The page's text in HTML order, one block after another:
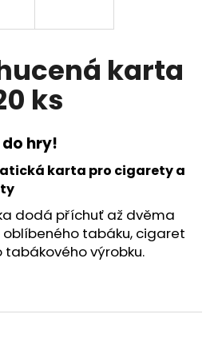
karta
ks
hry!
karta pro cigarety a
dodá příchuť až dvěma
tabáku, cigaret
výrobku.
HLEDAT